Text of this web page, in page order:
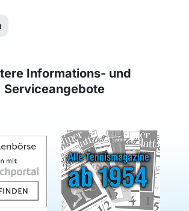
Informations- und
Serviceangebote